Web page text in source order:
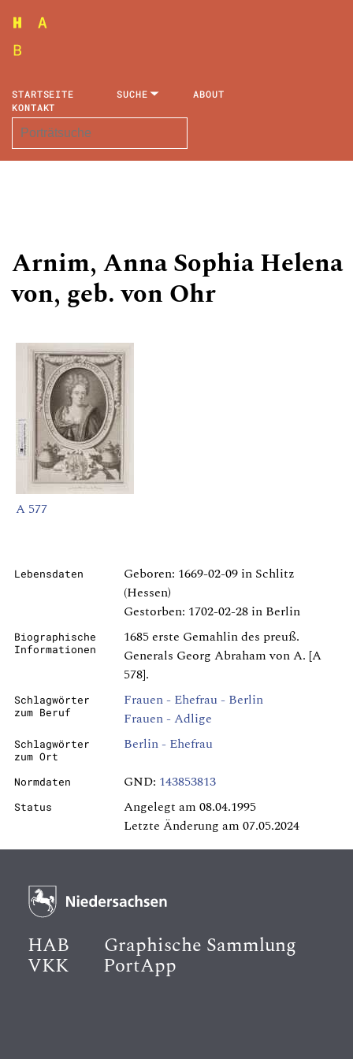
STARTSEITE SUCHE
ABOUT
KONTAKT
Arnim, Anna Sophia Helena
von, geb. von Ohr
A 577
Lebensdaten
Geboren: 1669-02-09 in Schlitz
(Hessen)
Gestorben: 1702-02-28 in Berlin
Biographische
Informationen
1685 erste Gemahlin des preuß.
Generals Georg Abraham von A. [A
578].
Schlagwörter
zum Beruf
Frauen - Ehefrau - Berlin
Frauen - Adlige
Schlagwörter
zum Ort
Berlin - Ehefrau
Normdaten GND: 143853813
Status
Angelegt am 08.04.1995
Letzte Änderung am 07.05.2024
HAB Graphische Sammlung
VKK PortApp